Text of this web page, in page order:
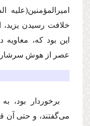
امیرالمؤمنین(علیه
خلافت رسیدن
این بود كه،
عصر از هوش
برخوردار بود،
مى‌گفتند، و حتى آن